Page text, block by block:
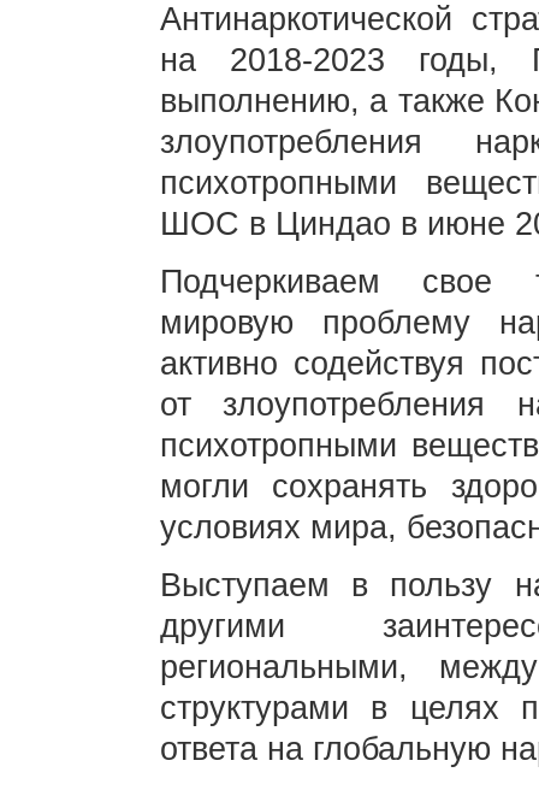
Антинаркотической
на 2018-2023 годы,
выполнению, а также
злоупотребления
психотропными
ШОС в Циндао в июне
Подчеркиваем свое
мировую проблему
активно содействуя
от злоупотребления
психотропными
могли сохранять
условиях мира,
Выступаем в пользу
другими
региональными,
структурами в целях
ответа на глобальную